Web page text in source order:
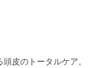
皮のトータルケア。